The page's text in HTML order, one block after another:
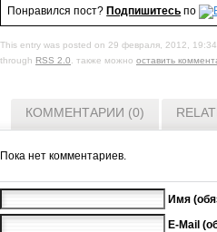
Понравился пост? Подпишитесь по
This entry was posted on 29 февраля, 2012,
through RSS 2.0. также можно оставить
КОММЕНТАРИИ (0)
Пока нет комментариев.
Имя
E-Mail